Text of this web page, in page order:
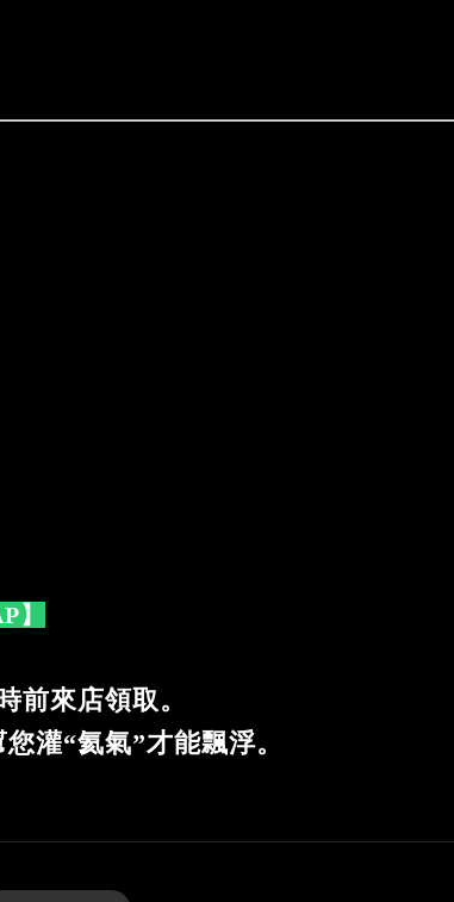
】
前來店領取。
灌“氦氣”才能飄浮。